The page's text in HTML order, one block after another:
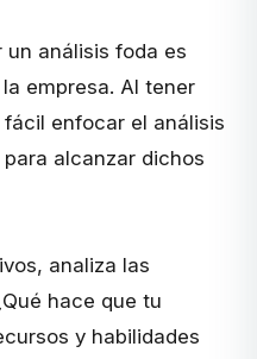
un análisis foda es
empresa. Al tener
enfocar el análisis
alcanzar dichos
analiza las
hace que tu
y habilidades